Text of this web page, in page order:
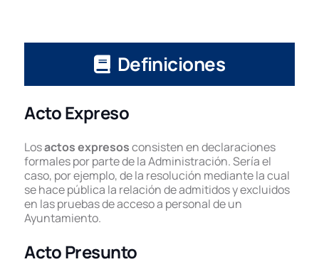
Definiciones
Acto Expreso
Losactosexpresosconsisten en declaraciones
formales por parte de la Administración. Sería el
caso, por ejemplo, de la resolución mediante la cual
se hace pública la relación de admitidos y excluidos
en las pruebas de acceso a personal de un
Ayuntamiento.
Acto Presunto